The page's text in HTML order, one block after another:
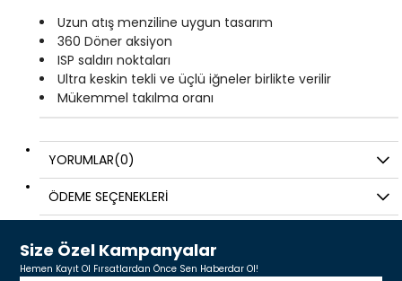
Uzun atış menziline uygun tasarım
360 Döner aksiyon
ISP saldırı noktaları
Ultra keskin tekli ve üçlü iğneler birlikte verilir
Mükemmel takılma oranı
YORUMLAR(0)
ÖDEME SEÇENEKLERI
Size Özel Kampanyalar
Hemen Kayıt Ol Fırsatlardan Önce Sen Haberdar Ol!